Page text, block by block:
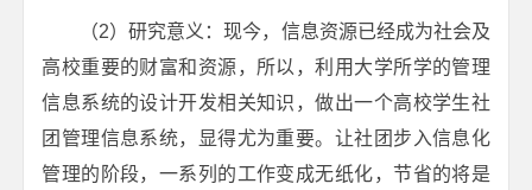
（2）研究意义：现今，信息资源已经成为社会及
高校重要的财富和资源，所以，利用大学所学的管理
信息系统的设计开发相关知识，做出一个高校学生社
团管理信息系统，显得尤为重要。让社团步入信息化
管理的阶段，一系列的工作变成无纸化，节省的将是